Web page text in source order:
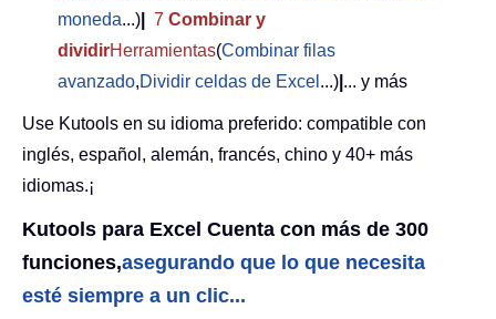
moneda...) 7 Combinar y
dividirHerramientas(Combinar filas
avanzado,Dividir celdas de Excel ...) ... y más
Use Kutools en su idioma preferido: compatible con
inglés, español, alemán, francés, chino y 40+ más
idiomas.¡
Kutools para Excel Cuenta con más de 300
funciones,asegurando que lo que necesita
esté siempre a un clic...